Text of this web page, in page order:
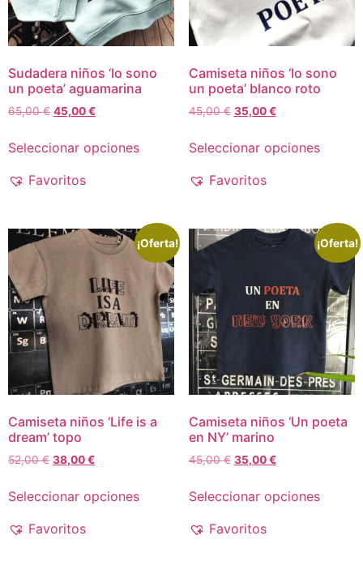
Sudadera niños ‘Io sono
un poeta’ aguamarina
65,00€ 45,00€
Seleccionar opciones
Favoritos
Camiseta niños ‘Io sono
un poeta’ blanco roto
45,00€ 35,00€
Seleccionar opciones
Favoritos
¡Oferta!
Camiseta niños ‘Life is a
dream’ topo
52,00€ 38,00€
Seleccionar opciones
Favoritos
¡Oferta!
Camiseta niños ‘Un poeta
en NY’ marino
45,00€ 35,00€
Seleccionar opciones
Favoritos